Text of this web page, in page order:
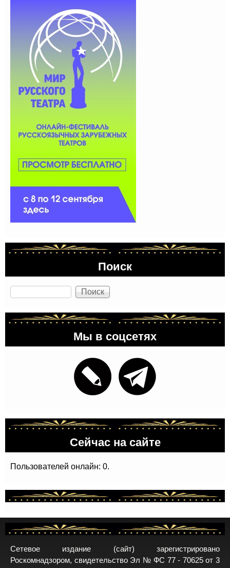
Поиск
Поиск
Мы в соцсетях
Сейчас на сайте
Пользователей онлайн: 0.
Сетевое издание (сайт) зарегистрировано
Роскомнадзором, свидетельство Эл № ФС 77 - 70625 от 3